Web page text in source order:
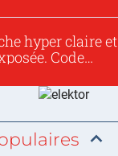
hyper claire et
Code